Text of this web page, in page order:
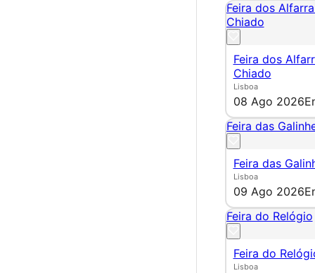
Feira dos
Chiado
Feira dos
Chiado
Lisboa
08 Ago 2026
Feira das
Feira das
Lisboa
09 Ago 2026
Feira do Relógio
Feira do
Lisboa